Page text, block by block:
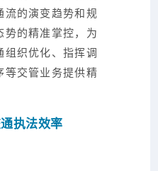
流的演变趋势和规
势的精准掌控，为
组织优化、指挥调
等交管业务提供精
执法效率